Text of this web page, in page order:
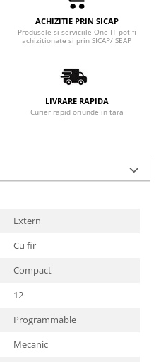
ACHIZITIE PRIN SICAP
Produsele si serviciile One-IT pot fi
achizitionate si prin SICAP/ SEAP
LIVRARE RAPIDA
Curier rapid oriunde in tara
Extern
Cu fir
Compact
12
Programmable
Mecanic